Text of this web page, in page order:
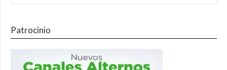
Patrocinio